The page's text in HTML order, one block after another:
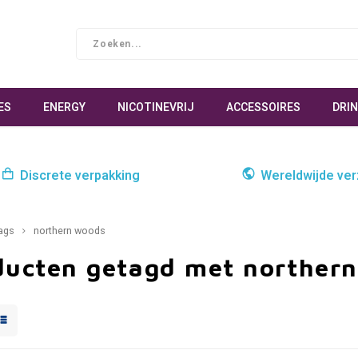
ENERGY NICOTINEVRIJ ACCESSOIRES
Discrete verpakking Wereldwijde
northern woods
getagd met